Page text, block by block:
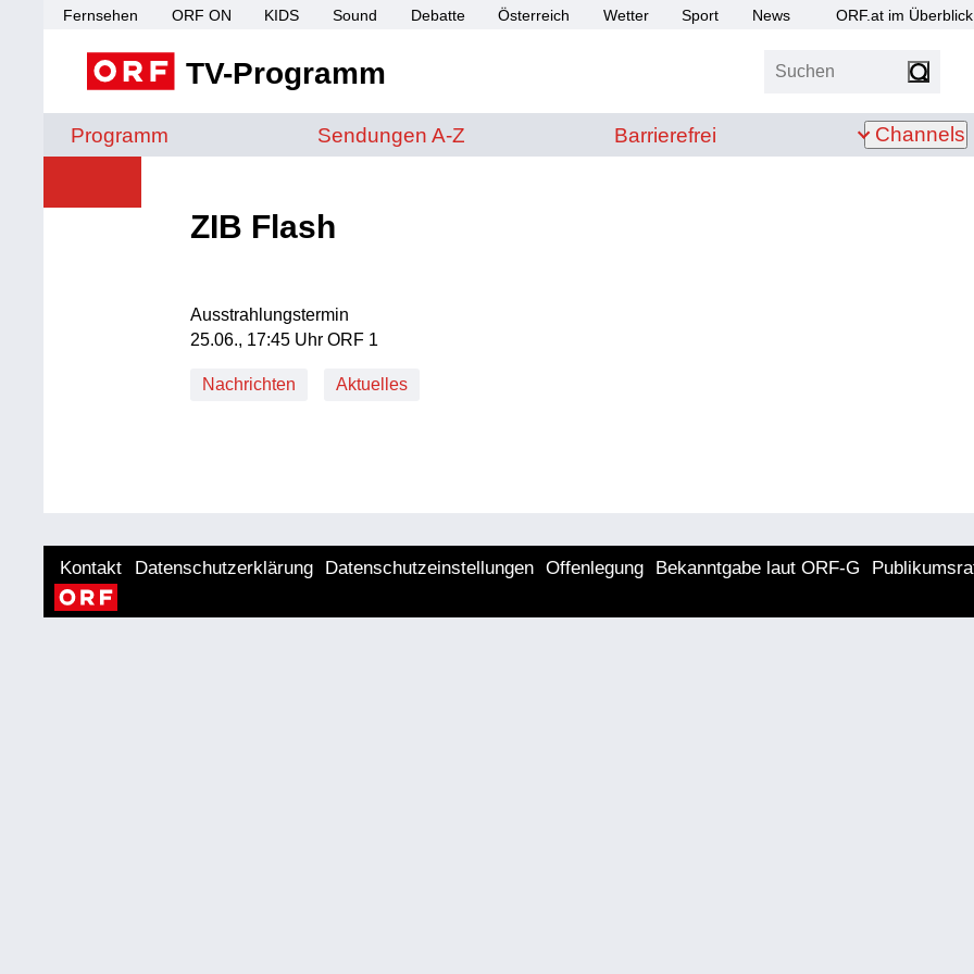
Fernsehen ORF ON KIDS Sound Debatte Österreich Wetter Sport News ORF.at im Überblick
TV-Programm Suchen
Programm Sendungen von A bis Z
Sendungen A-Z Barrierefrei
Barrierefrei Channels
ZIB Flash
Ausstrahlungstermin
25. Juni, 17:45 Uhr in ORF 1
25.06., 17:45 Uhr ORF 1
Nachrichten Aktuelles
Kontakt Datenschutzerklärung Datenschutzeinstellungen Offenlegung Bekanntgabe laut ORF-G